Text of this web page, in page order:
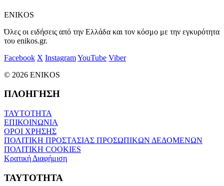
ENIKOS
Όλες οι ειδήσεις από την Ελλάδα και τον κόσμο με την εγκυρότητα
του enikos.gr.
Facebook X InstagramYouTube Viber
© 2026 ENIKOS
ΠΛΟΗΓΗΣΗ
ΤΑΥΤΟΤΗΤΑ
ΕΠΙΚΟΙΝΩΝΙΑ
ΟΡΟΙ ΧΡΗΣΗΣ
ΠΟΛΙΤΙΚΗ ΠΡΟΣΤΑΣΙΑΣ ΠΡΟΣΩΠΙΚΩΝ ΔΕΔΟΜΕΝΩΝ
ΠΟΛΙΤΙΚΗ COOKIES
Κρατική Διαφήμιση
ΤΑΥΤΟΤΗΤΑ